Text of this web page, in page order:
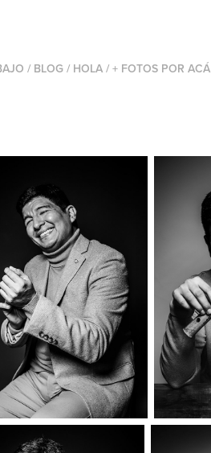
/ BLOG / HOLA / + FOTOS POR ACÁ